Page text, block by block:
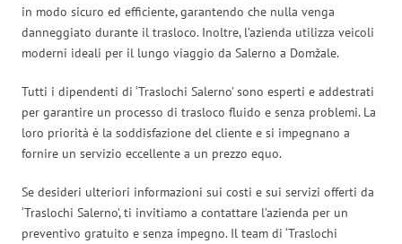
in modo sicuro ed efficiente, garantendo che nulla venga
danneggiato durante il trasloco. Inoltre, l’azienda utilizza veicoli
moderni ideali per il lungo viaggio da Salerno a Domžale.
Tutti i dipendenti di ‘Traslochi Salerno’ sono esperti e addestrati
per garantire un processo di trasloco fluido e senza problemi. La
loro priorità è la soddisfazione del cliente e si impegnano a
fornire un servizio eccellente a un prezzo equo.
Se desideri ulteriori informazioni sui costi e sui servizi offerti da
‘Traslochi Salerno’, ti invitiamo a contattare l’azienda per un
preventivo gratuito e senza impegno. Il team di ‘Traslochi